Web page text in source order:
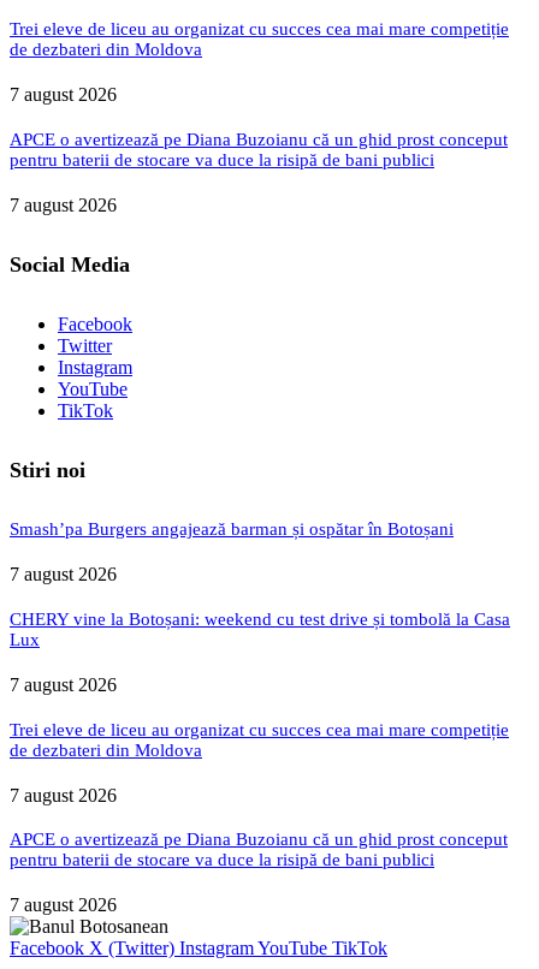
Trei eleve de liceu au organizat cu succes cea mai mare competiție
de dezbateri din Moldova
7 august 2026
APCE o avertizează pe Diana Buzoianu că un ghid prost conceput
pentru baterii de stocare va duce la risipă de bani publici
7 august 2026
Social Media
Facebook
Twitter
Instagram
YouTube
TikTok
Stiri noi
Smash’pa Burgers angajează barman și ospătar în Botoșani
7 august 2026
CHERY vine la Botoșani: weekend cu test drive și tombolă la Casa
Lux
7 august 2026
Trei eleve de liceu au organizat cu succes cea mai mare competiție
de dezbateri din Moldova
7 august 2026
APCE o avertizează pe Diana Buzoianu că un ghid prost conceput
pentru baterii de stocare va duce la risipă de bani publici
7 august 2026
Facebook X (Twitter) InstagramYouTube TikTok